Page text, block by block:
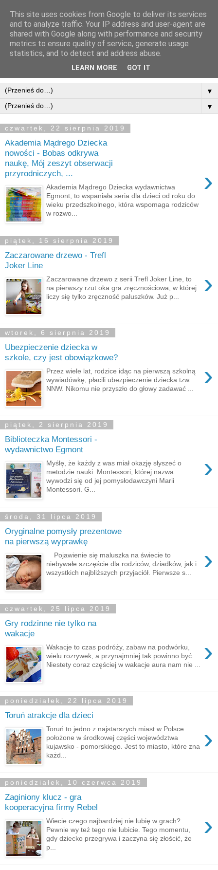
▼
▼
czwartek, 22 sierpnia 2019
Akademia Mądrego Dziecka
nowości - Bobas odkrywa
naukę, Mój zeszyt obserwacji
przyrodniczych, ...
›
Akademia Mądrego Dziecka wydawnictwa
Egmont, to wspaniała seria dla dzieci od roku do
wieku przedszkolnego, która wspomaga rodziców
w rozwo...
piątek, 16 sierpnia 2019
Zaczarowane drzewo - Trefl
Joker Line
›
Zaczarowane drzewo z serii Trefl Joker Line, to
na pierwszy rzut oka gra zręcznościowa, w której
liczy się tylko zręczność paluszków. Już p...
wtorek, 6 sierpnia 2019
Ubezpieczenie dziecka w
szkole, czy jest obowiązkowe?
›
Przez wiele lat, rodzice idąc na pierwszą szkolną
wywiadówkę, płacili ubezpieczenie dziecka tzw.
NNW. Nikomu nie przyszło do głowy zadawać ...
piątek, 2 sierpnia 2019
Biblioteczka Montessori -
wydawnictwo Egmont
›
Myślę, że każdy z was miał okazję słyszeć o
metodzie nauki Montessori, której nazwa
wywodzi się od jej pomysłodawczyni Marii
Montessori. G...
środa, 31 lipca 2019
Oryginalne pomysły prezentowe
na pierwszą wyprawkę
›
Pojawienie się maluszka na świecie to
niebywałe szczęście dla rodziców, dziadków, jak i
wszystkich najbliższych przyjaciół. Pierwsze s...
czwartek, 25 lipca 2019
Gry rodzinne nie tylko na
wakacje
›
Wakacje to czas podróży, zabaw na podwórku,
wielu rozrywek, a przynajmniej tak powinno być.
Niestety coraz częściej w wakacje aura nam nie ...
poniedziałek, 22 lipca 2019
Toruń atrakcje dla dzieci
›
Toruń to jedno z najstarszych miast w Polsce
położone w środkowej części województwa
kujawsko - pomorskiego. Jest to miasto, które zna
każd...
poniedziałek, 10 czerwca 2019
Zaginiony klucz - gra
kooperacyjna firmy Rebel
›
Wiecie czego najbardziej nie lubię w grach?
Pewnie wy też tego nie lubicie. Tego momentu,
gdy dziecko przegrywa i zaczyna się złościć, że
p...
This site uses cookies from Google to deliver its services
and to analyze traffic. Your IP address and user-agent are
shared with Google along with performance and security
metrics to ensure quality of service, generate usage
statistics, and to detect and address abuse.
LEARN MORE GOT IT